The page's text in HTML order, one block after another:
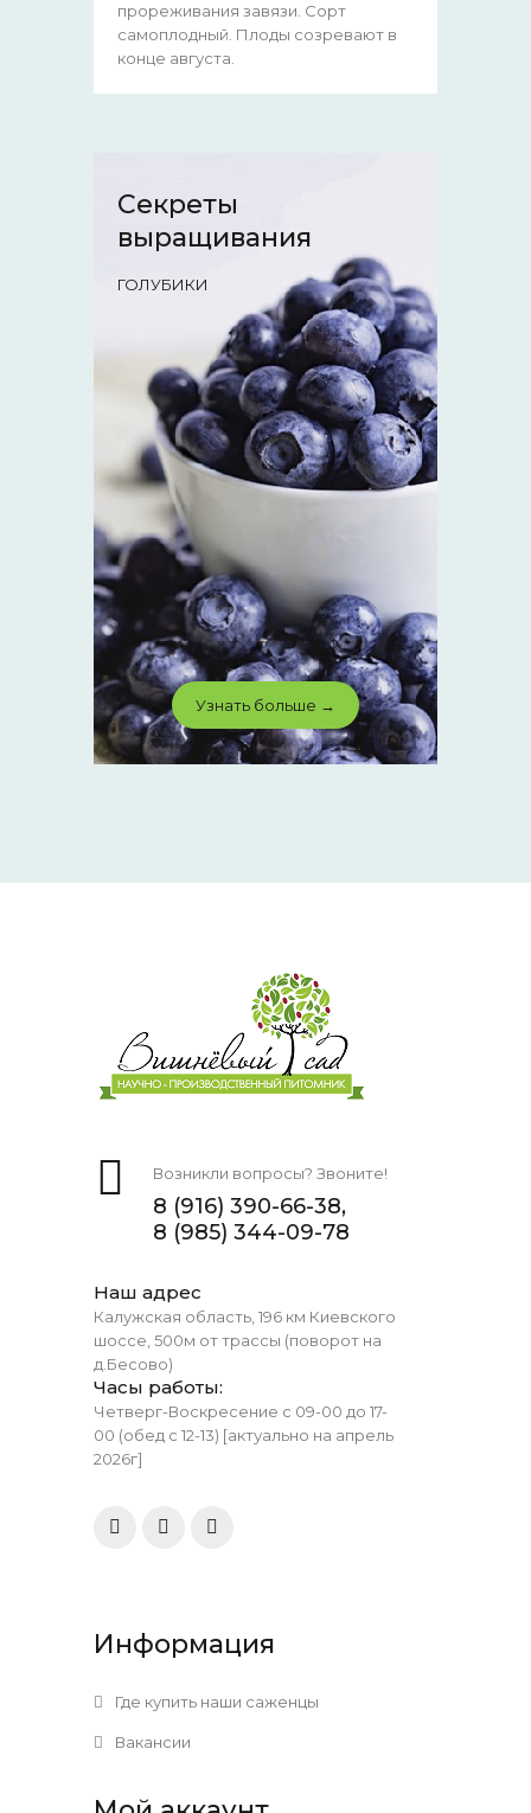
прореживания завязи. Сорт
самоплодный. Плоды созревают в
конце августа.
Секреты
выращивания
ГОЛУБИКИ
Узнать больше →
Возникли вопросы? Звоните!
8 (916) 390-66-38,
8 (985) 344-09-78
Наш адрес
Калужская область, 196 км Киевского
шоссе, 500м от трассы (поворот на
д.Бесово)
Часы работы:
Четверг-Воскресение с 09-00 до 17-
00 (обед с 12-13) [актуально на апрель
2026г]
Информация
Где купить наши саженцы
Вакансии